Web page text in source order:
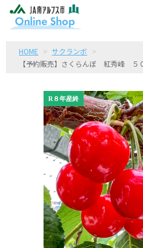
HOME
サクランボ
【予約販売】さくらんぼ 紅秀峰 ５